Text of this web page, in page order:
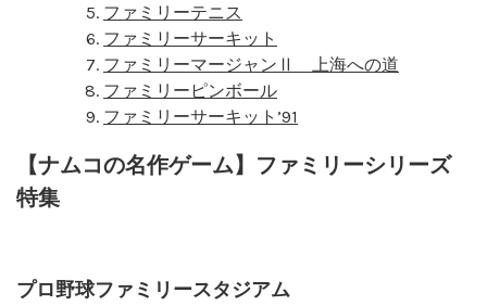
ファミリーテニス
ファミリーサーキット
ファミリーマージャンⅡ 上海への道
ファミリーピンボール
ファミリーサーキット’91
【ナムコの名作ゲーム】ファミリーシリーズ
特集
プロ野球ファミリースタジアム